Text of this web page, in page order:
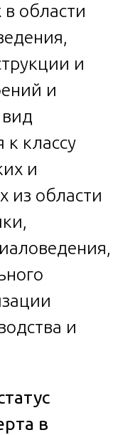
области
и
и
к классу
и
из области
и
в